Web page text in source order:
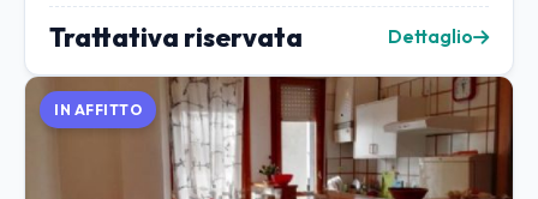
Trattativa riservata Dettaglio
IN AFFITTO